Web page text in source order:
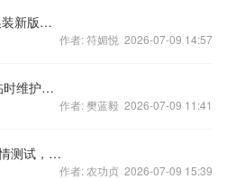
时尚时尚最时尚！《血族》换装新版本初现！
作者: 符媚悦 2026-07-09 14:57
《FATE魔都战争》1月14日临时维护公告
作者: 樊蓝毅 2026-07-09 11:41
《热血高校》1月14日正式燃情测试，为兄弟而战
作者: 农功贞 2026-07-09 15:39